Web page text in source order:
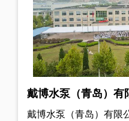
应商储备和采购评估
应商一键预约配对或
助力各方实现参展和
戴博水泵（青岛）有
泵阀展，众多优质产
戴博水泵（青岛）有限